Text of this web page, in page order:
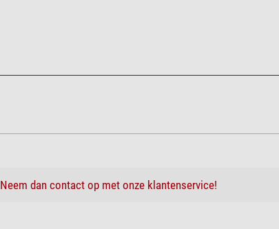
Neem dan contact op met onze klantenservice!